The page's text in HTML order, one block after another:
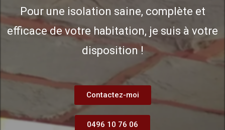
Pour une isolation saine, complète et
efficace de votre habitation, je suis à votre
disposition !
Contactez-moi
0496 10 76 06